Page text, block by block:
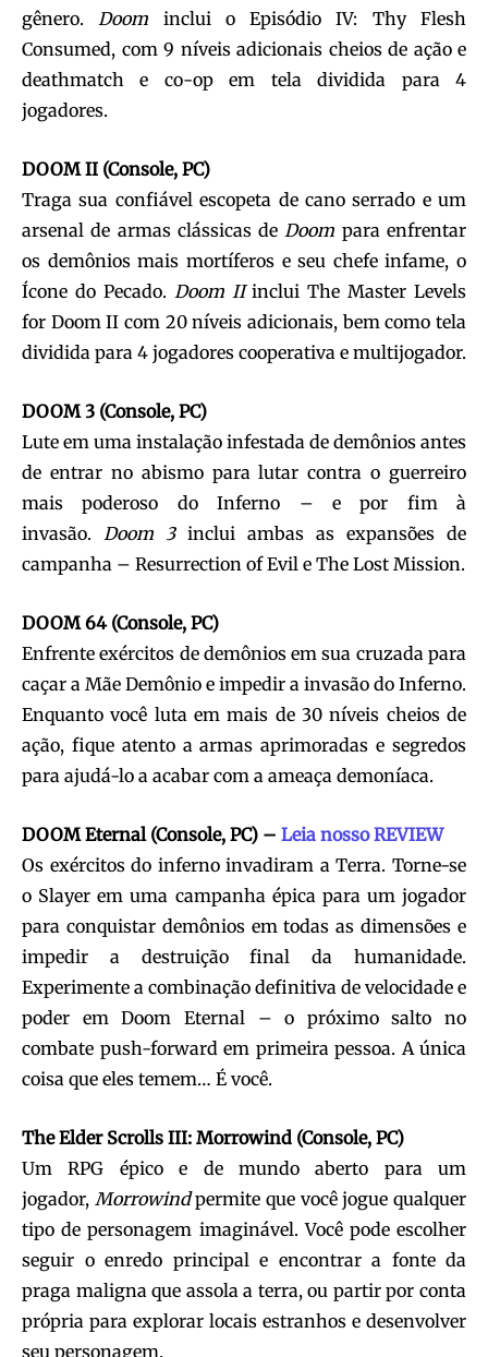
gênero. Doom inclui o Episódio IV: Thy Flesh
Consumed, com 9 níveis adicionais cheios de ação e
deathmatch e co-op em tela dividida para 4
jogadores.
DOOM II (Console, PC)
Traga sua confiável escopeta de cano serrado e um
arsenal de armas clássicas de Doom para enfrentar
os demônios mais mortíferos e seu chefe infame, o
Ícone do Pecado. Doom IIinclui The Master Levels
for Doom II com 20 níveis adicionais, bem como tela
dividida para 4 jogadores cooperativa e multijogador.
DOOM 3 (Console, PC)
Lute em uma instalação infestada de demônios antes
de entrar no abismo para lutar contra o guerreiro
mais poderoso do Inferno – e por fim à
invasão. Doom 3inclui ambas as expansões de
campanha – Resurrection of Evil e The Lost Mission.
DOOM 64 (Console, PC)
Enfrente exércitos de demônios em sua cruzada para
caçar a Mãe Demônio e impedir a invasão do Inferno.
Enquanto você luta em mais de 30 níveis cheios de
ação, fique atento a armas aprimoradas e segredos
para ajudá-lo a acabar com a ameaça demoníaca.
DOOM Eternal (Console, PC) – Leia nosso REVIEW
Os exércitos do inferno invadiram a Terra. Torne-se
o Slayer em uma campanha épica para um jogador
para conquistar demônios em todas as dimensões e
impedir a destruição final da humanidade.
Experimente a combinação definitiva de velocidade e
poder em Doom Eternal – o próximo salto no
combate push-forward em primeira pessoa. A única
coisa que eles temem… É você.
The Elder Scrolls III: Morrowind (Console, PC)
Um RPG épico e de mundo aberto para um
jogador, Morrowindpermite que você jogue qualquer
tipo de personagem imaginável. Você pode escolher
seguir o enredo principal e encontrar a fonte da
praga maligna que assola a terra, ou partir por conta
própria para explorar locais estranhos e desenvolver
seu personagem.